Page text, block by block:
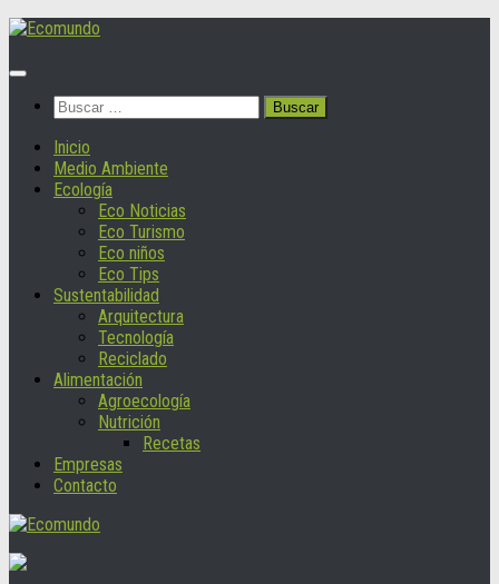
Saltar
contenido
Buscar:
Inicio
Medio Ambiente
Ecología
Eco Noticias
Eco Turismo
Eco niños
Eco Tips
Sustentabilidad
Arquitectura
Tecnología
Reciclado
Alimentación
Agroecología
Nutrición
Recetas
Empresas
Contacto